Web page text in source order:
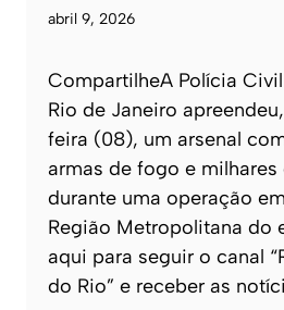
abril 9, 2026
CompartilheA Polícia
Rio de Janeiro
feira (08), um arsenal
armas de fogo e
durante uma operação
Região Metropolitana do
aqui para seguir o canal
do Rio” e receber as